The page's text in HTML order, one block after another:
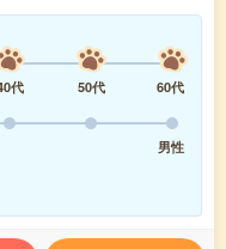
代 50代
60代
男性